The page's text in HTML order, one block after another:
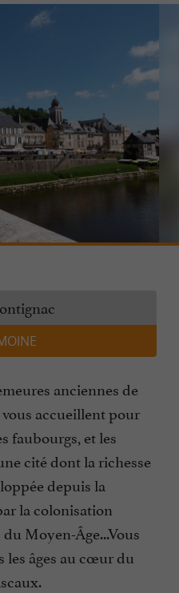
anciennes de
accueillent pour
faubourgs, et les
cité dont la richesse
depuis la
la colonisation
Moyen-Âge...Vous
les âges au cœur du